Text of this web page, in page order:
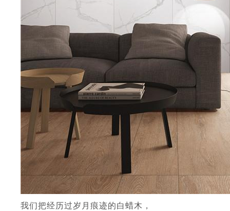
我们把经历过岁月痕迹的白蜡木，